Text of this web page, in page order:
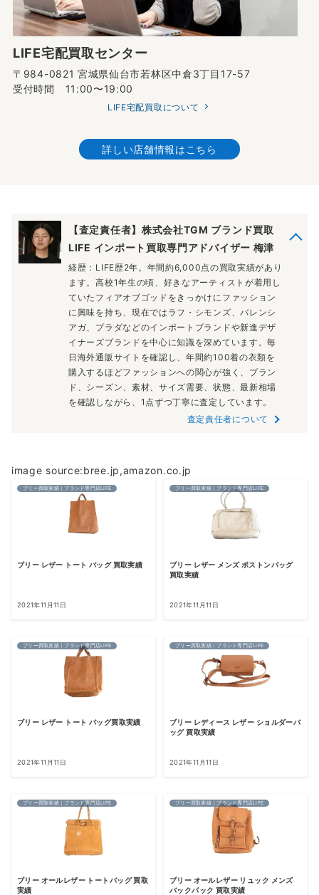
LIFE宅配買取センター
〒984-0821 宮城県仙台市若林区中倉3丁目17-57
受付時間 11:00〜19:00
LIFE宅配買取について
詳しい店舗情報はこちら
【査定責任者】株式会社TGM ブランド買取
LIFE インポート買取専門アドバイザー 梅津
経歴：LIFE歴2年。年間約6,000点の買取実績があり
ます。高校1年生の頃、好きなアーティストが着用し
ていたフィアオブゴッドをきっかけにファッション
に興味を持ち、現在ではラフ・シモンズ、バレンシ
アガ、プラダなどのインポートブランドや新進デザ
イナーズブランドを中心に知識を深めています。毎
日海外通販サイトを確認し、年間約100着の衣類を
購入するほどファッションへの関心が強く、ブラン
ド、シーズン、素材、サイズ需要、状態、最新相場
を確認しながら、1点ずつ丁寧に査定しています。
査定責任者について
image source:bree.jp,amazon.co.jp
ブリー買取実績｜ブランド専門店LIFE
ブリー レザー トート バッグ 買取実績
2021年11月11日
ブリー買取実績｜ブランド専門店LIFE
ブリー レザー メンズ ボストンバッグ
買取実績
2021年11月11日
ブリー買取実績｜ブランド専門店LIFE
ブリー レザー トート バッグ買取実績
2021年11月11日
ブリー買取実績｜ブランド専門店LIFE
ブリー レディース レザー ショルダーバ
ッグ 買取実績
2021年11月11日
ブリー買取実績｜ブランド専門店LIFE
ブリー オールレザー トートバッグ 買取
実績
ブリー買取実績｜ブランド専門店LIFE
ブリー オールレザー リュック メンズ
バックパック 買取実績